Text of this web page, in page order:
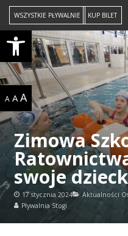
Open toolbar
WSZYSTKIE PŁYWALNIE KUP BILET
A A A
Zimowa
swoje
17 stycznia 2024 Aktualności
Pływalnia Stogi